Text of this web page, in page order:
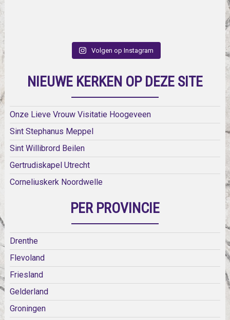
Volgen op Instagram
NIEUWE KERKEN OP DEZE SITE
Onze Lieve Vrouw Visitatie Hoogeveen
Sint Stephanus Meppel
Sint Willibrord Beilen
Gertrudiskapel Utrecht
Corneliuskerk Noordwelle
PER PROVINCIE
Drenthe
Flevoland
Friesland
Gelderland
Groningen